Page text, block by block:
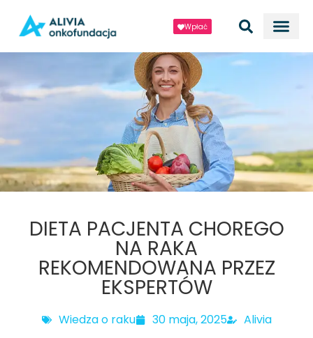
Wpłać
DIETA PACJENTA CHOREGO
NA RAKA
REKOMENDOWANA PRZEZ
EKSPERTÓW
Wiedza o raku 30 maja, 2025
Alivia